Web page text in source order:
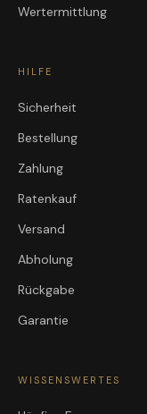
Wertermittlung
HILFE
Sicherheit
Bestellung
Zahlung
Ratenkauf
Versand
Abholung
Rückgabe
Garantie
WISSENSWERTES